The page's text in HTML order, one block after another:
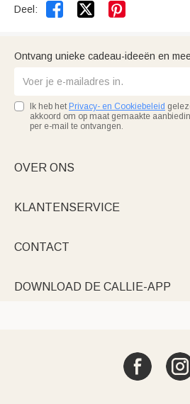
Deel:  
Ontvang unieke cadeau-ideeën en
Ik heb het Privacy- en Cookiebeleid
akkoord om op maat gemaakte
per e-mail te ontvangen.
OVER ONS
KLANTENSERVICE
CONTACT
DOWNLOAD DE CALLIE-APP